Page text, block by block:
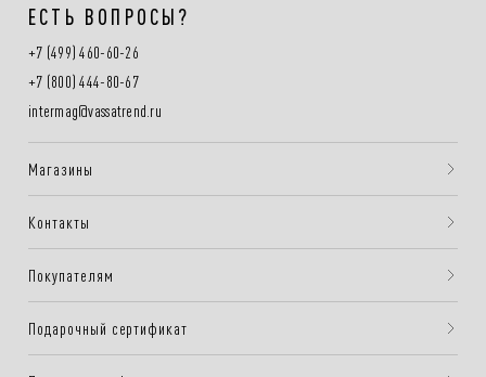
ЕСТЬ ВОПРОСЫ?
+7 (499) 460-60-26
+7 (800) 444-80-67
intermag@vassatrend.ru
Магазины
Контакты
Покупателям
Подарочный сертификат